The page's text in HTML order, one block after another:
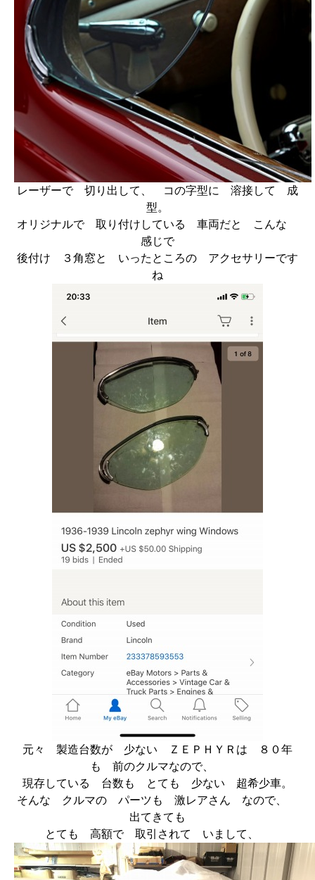
レーザーで 切り出して、 コの字型に 溶接して 成
型。
オリジナルで 取り付けしている 車両だと こんな
感じで
後付け ３角窓と いったところの アクセサリーです
ね
元々 製造台数が 少ない ＺＥＰＨＹＲは ８０年
も 前のクルマなので、
現存している 台数も とても 少ない 超希少車。
そんな クルマの パーツも 激レアさん なので、
出てきても
とても 高額で 取引されて いまして、